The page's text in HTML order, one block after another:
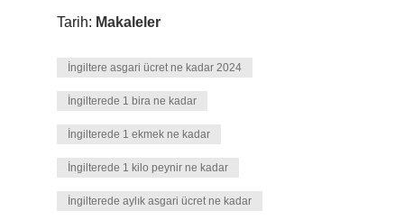
Tarih: Makaleler
İngiltere asgari ücret ne kadar 2024
İngilterede 1 bira ne kadar
İngilterede 1 ekmek ne kadar
İngilterede 1 kilo peynir ne kadar
İngilterede aylık asgari ücret ne kadar